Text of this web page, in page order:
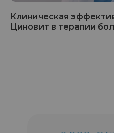
Клиническая
Циновит в терапии